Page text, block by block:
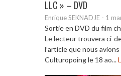
LLC » – DVD
Enrique SEKNADJE - 1
Sortie en DVD du film
Le lecteur trouvera ci-
l’article que nous
Culturopoing le 18 ao...